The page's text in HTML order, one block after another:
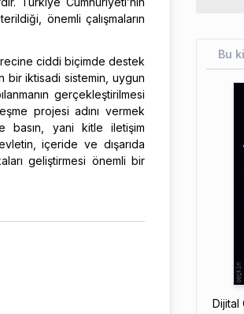
önemli çalışmaların
ciddi biçimde destek
bir iktisadi sistemin, uygun
gerçekleştirilmesi
projesi adını vermek
basın, yani kitle iletişim
içeride ve dışarıda
geliştirmesi önemli bir
Bu
Dijital